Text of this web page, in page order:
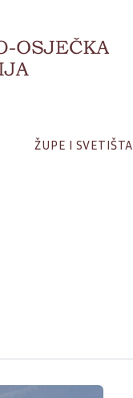
ŽUPE I SVETIŠTA